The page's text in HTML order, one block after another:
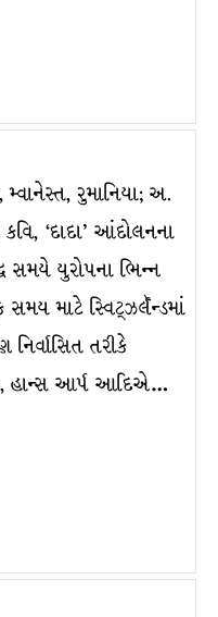
મ્વાનેસ્ત, રુમાનિયા; અ.
‘દાદા’ આંદોલનના
સમયે યુરોપના ભિન્ન
સમય માટે સ્વિટ્ઝર્લૅન્ડમાં
નિર્વાસિત તરીકે
હાન્સ આર્પ આદિએ…